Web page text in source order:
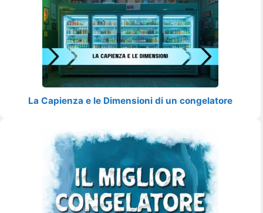
La Capienza e le Dimensioni di un congelatore